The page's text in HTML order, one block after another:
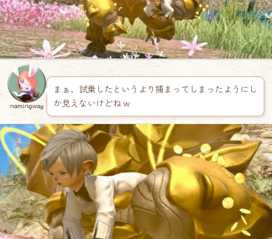
namingway
まぁ、試乗したというより捕まってしまったようにし
か見えないけどね w